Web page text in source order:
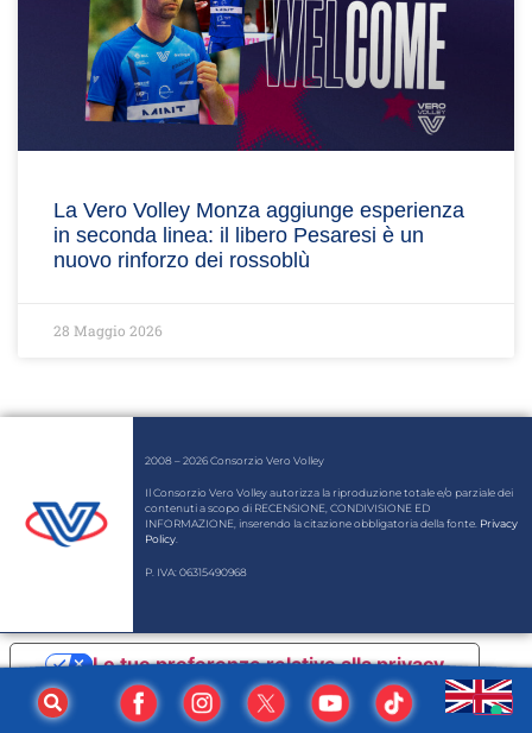
La Vero Volley Monza aggiunge esperienza
in seconda linea: il libero Pesaresi è un
nuovo rinforzo dei rossoblù
28 Maggio 2026
2008 – 2026 Consorzio Vero Volley
Il Consorzio Vero Volley autorizza la riproduzione totale e/o parziale dei
contenuti a scopo di RECENSIONE, CONDIVISIONE ED
INFORMAZIONE, inserendo la citazione obbligatoria della fonte. Privacy
Policy.
P. IVA: 06315490968
Informativa sulla raccolta
Le tue preferenze relative alla privacy